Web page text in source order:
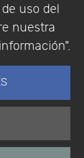
uso del
nuestra
|